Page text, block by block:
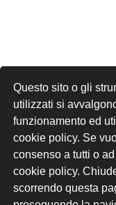
Questo sito o gli
utilizzati si
funzionamento ed
cookie policy. Se
consenso a tutti o
cookie policy.
scorrendo questa